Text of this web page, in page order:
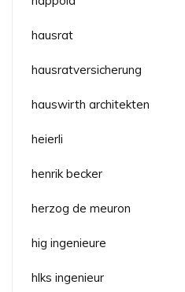
hausrat
hausratversicherung
hauswirth architekten
heierli
henrik becker
herzog de meuron
hig ingenieure
hlks ingenieur